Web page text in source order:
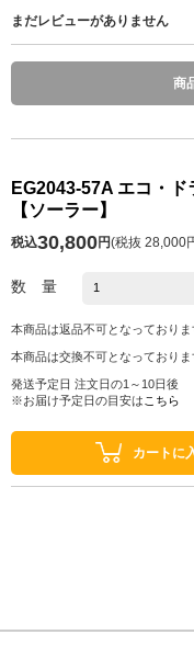
まだレビューがありません
商
EG2043-57A エコ・
【ソーラー】
税込30,800円(税抜 28,000
数 量
本商品は返品不可となっておりま
本商品は交換不可となっておりま
発送予定日 注文日の1～10日後
※お届け予定日の目安は こちら
カートに